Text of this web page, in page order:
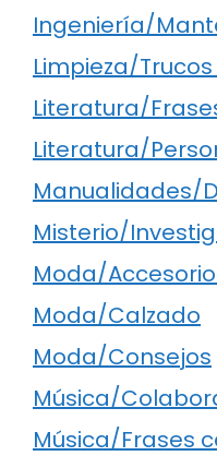
Ingeniería/
Limpieza/
Literatura/
Literatura/
Manualidades/
Misterio/
Moda/
Moda/Calzado
Moda/Consejos
Música/
Música/Frases